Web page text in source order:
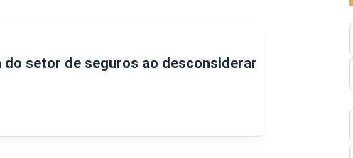
setor de seguros ao desconsiderar